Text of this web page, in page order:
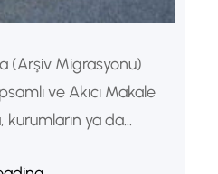
(Arşiv Migrasyonu)
ve Akıcı Makale
kurumların ya da